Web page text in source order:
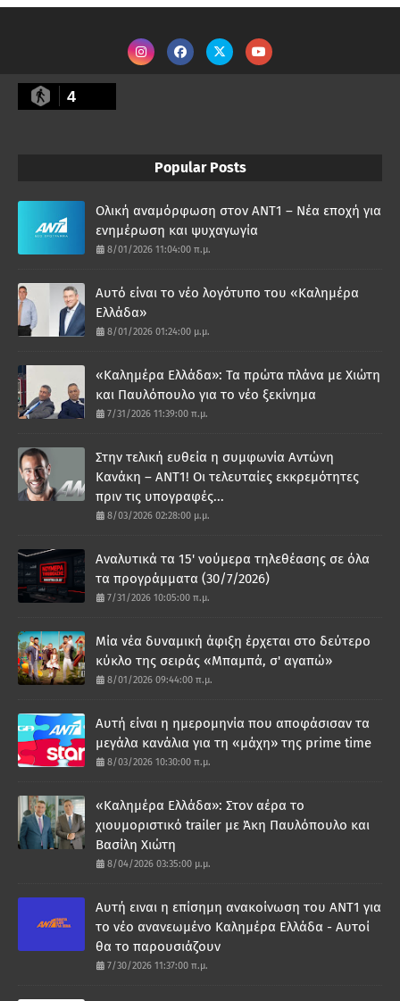
4
Popular Posts
Ολική αναμόρφωση στον ΑΝΤ1 – Νέα εποχή για
ενημέρωση και ψυχαγωγία
8/01/2026 11:04:00 π.μ.
Αυτό είναι το νέο λογότυπο του «Καλημέρα
Ελλάδα»
8/01/2026 01:24:00 μ.μ.
«Καλημέρα Ελλάδα»: Τα πρώτα πλάνα με Χιώτη
και Παυλόπουλο για το νέο ξεκίνημα
7/31/2026 11:39:00 π.μ.
Στην τελική ευθεία η συμφωνία Αντώνη
Κανάκη – ΑΝΤ1! Οι τελευταίες εκκρεμότητες
πριν τις υπογραφές...
8/03/2026 02:28:00 μ.μ.
Αναλυτικά τα 15' νούμερα τηλεθέασης σε όλα
τα προγράμματα (30/7/2026)
7/31/2026 10:05:00 π.μ.
Μία νέα δυναμική άφιξη έρχεται στο δεύτερο
κύκλο της σειράς «Μπαμπά, σ' αγαπώ»
8/01/2026 09:44:00 π.μ.
Αυτή είναι η ημερομηνία που αποφάσισαν τα
μεγάλα κανάλια για τη «μάχη» της prime time
8/03/2026 10:30:00 π.μ.
«Καλημέρα Ελλάδα»: Στον αέρα το
χιουμοριστικό trailer με Άκη Παυλόπουλο και
Βασίλη Χιώτη
8/04/2026 03:35:00 μ.μ.
Αυτή ειναι η επίσημη ανακοίνωση του ΑΝΤ1 για
το νέο ανανεωμένο Καλημέρα Ελλάδα - Αυτοί
θα το παρουσιάζουν
7/30/2026 11:37:00 π.μ.